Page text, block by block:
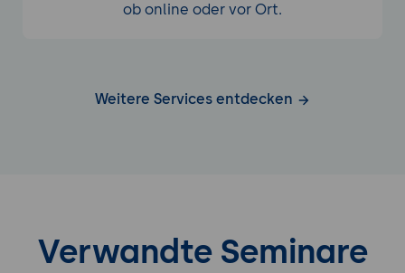
ob online oder vor Ort.
Weitere Services entdecken
Verwandte Seminare